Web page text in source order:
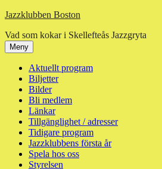
Hoppa
innehåll
Jazzklubben Boston
Vad som kokar i Skellefteås Jazzgryta
Meny
Aktuellt program
Biljetter
Bilder
Bli medlem
Länkar
Tillgänglighet / adresser
Tidigare program
Jazzklubbens första år
Spela hos oss
Styrelsen